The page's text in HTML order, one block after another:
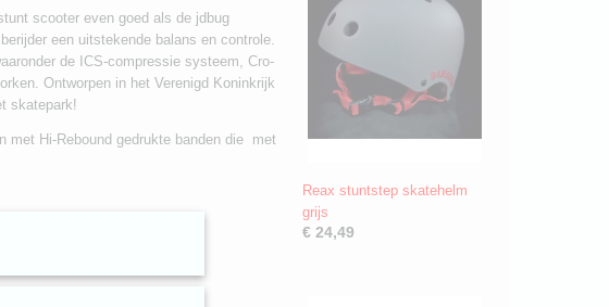
48 x 81 cm
scooter even goed als de jdbug
een uitstekende balans en controle.
de ICS-compressie systeem, Cro-
Ontworpen in het Verenigd Koninkrijk
skatepark!
met Hi-Rebound gedrukte banden die met
Reax stuntstep skatehelm
grijs
€ 24,49